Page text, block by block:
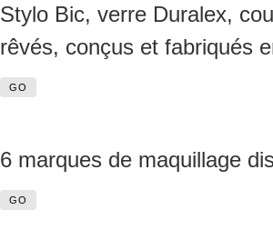
Stylo Bic, verre Duralex,
rêvés, conçus et fabriqués
GO
6 marques de maquillage
GO